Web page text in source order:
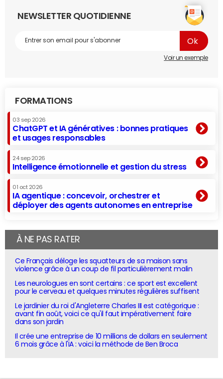
NEWSLETTER QUOTIDIENNE
Voir un exemple
FORMATIONS
03 sep 2026
ChatGPT et IA génératives : bonnes pratiques
et usages responsables
24 sep 2026
Intelligence émotionnelle et gestion du stress
01 oct 2026
IA agentique : concevoir, orchestrer et
déployer des agents autonomes en entreprise
À NE PAS RATER
Ce Français déloge les squatteurs de sa maison sans
violence grâce à un coup de fil particulièrement malin
Les neurologues en sont certains : ce sport est excellent
pour le cerveau et quelques minutes régulières suffisent
Le jardinier du roi d'Angleterre Charles III est catégorique :
avant fin août, voici ce qu'il faut impérativement faire
dans son jardin
Il crée une entreprise de 10 millions de dollars en seulement
6 mois grâce à l'IA : voici la méthode de Ben Broca